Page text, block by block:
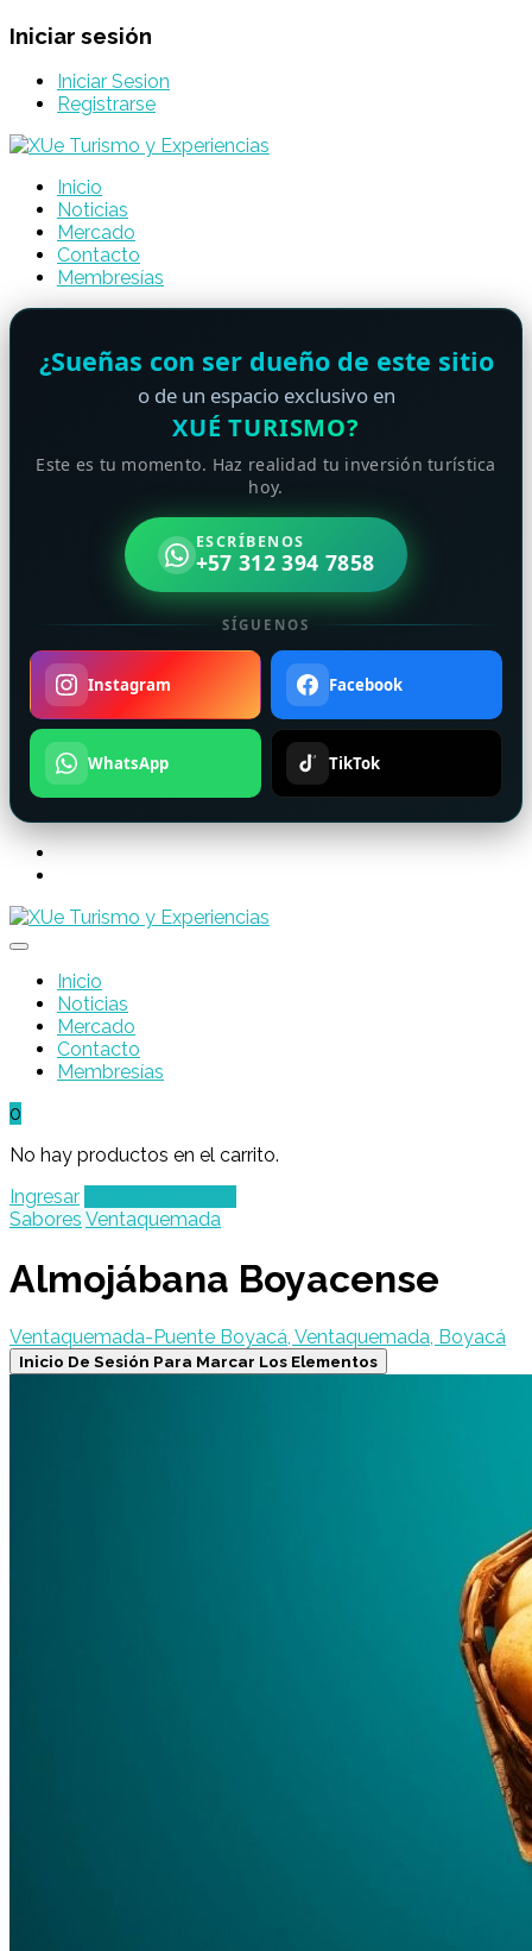
Iniciar sesión
Iniciar Sesion
Registrarse
Inicio
Noticias
Mercado
Contacto
Membresías
¿Sueñas con ser dueño de este sitio
o de un espacio exclusivo en
XUÉ TURISMO?
Este es tu momento. Haz realidad tu inversión turística
hoy.
ESCRÍBENOS
+57 312 394 7858
SÍGUENOS
Instagram Facebook
WhatsApp TikTok
Inicio
Noticias
Mercado
Contacto
Membresías
0
No hay productos en el carrito.
Ingresar
Sabores Ventaquemada
Almojábana Boyacense
Ventaquemada-Puente Boyacá, Ventaquemada, Boyacá
Inicio De Sesión Para Marcar Los Elementos